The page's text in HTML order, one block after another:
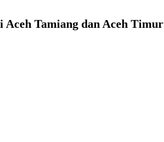
Tamiang dan Aceh Timur